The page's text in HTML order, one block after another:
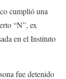
cumplió una
“N”, ex
en el Instituto
fue detenido